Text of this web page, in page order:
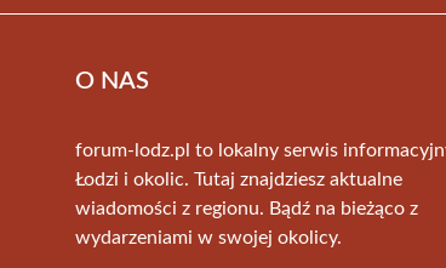
O NAS
forum-lodz.pl to lokalny serwis
Łodzi i okolic. Tutaj znajdziesz aktualne
wiadomości z regionu. Bądź na bieżąco z
wydarzeniami w swojej okolicy.